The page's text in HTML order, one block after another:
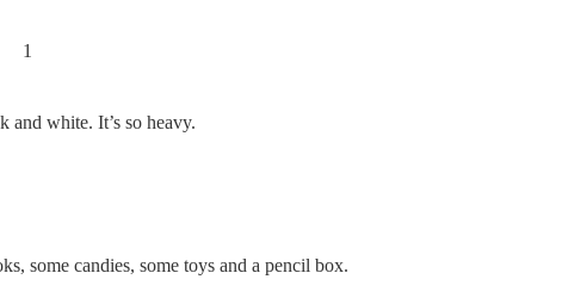
1
and white. It’s so heavy.
some candies, some toys and a pencil box.